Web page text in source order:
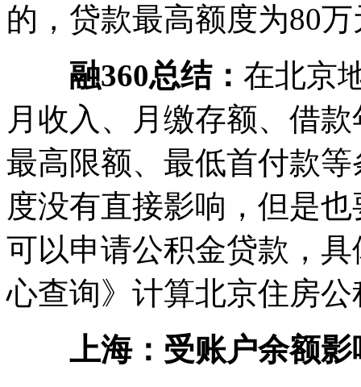
的，贷款最高额度为80
融360总结： 在北京
月收入、月缴存额、借
最高限额、最低首付款
度没有直接影响，但是
可以申请公积金贷款，
心查询》计算北京住房
上海：受账户余额影